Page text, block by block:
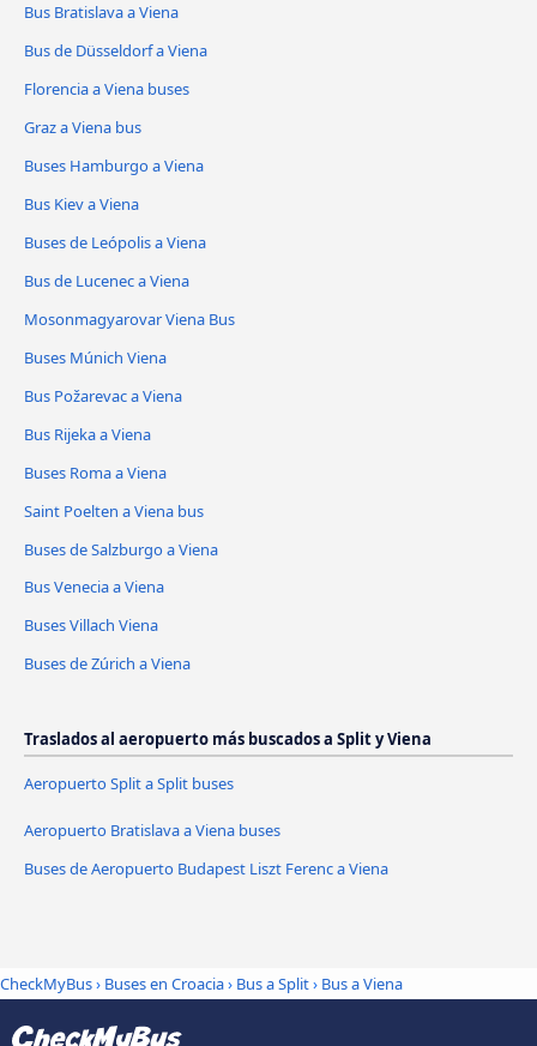
Bus Bratislava a Viena
Bus de Düsseldorf a Viena
Florencia a Viena buses
Graz a Viena bus
Buses Hamburgo a Viena
Bus Kiev a Viena
Buses de Leópolis a Viena
Bus de Lucenec a Viena
Mosonmagyarovar Viena Bus
Buses Múnich Viena
Bus Požarevac a Viena
Bus Rijeka a Viena
Buses Roma a Viena
Saint Poelten a Viena bus
Buses de Salzburgo a Viena
Bus Venecia a Viena
Buses Villach Viena
Buses de Zúrich a Viena
Traslados al aeropuerto más buscados a Split y Viena
Aeropuerto Split a Split buses
Aeropuerto Bratislava a Viena buses
Buses de Aeropuerto Budapest Liszt Ferenc a Viena
CheckMyBus› Buses en Croacia› Bus a Split› Bus a Viena